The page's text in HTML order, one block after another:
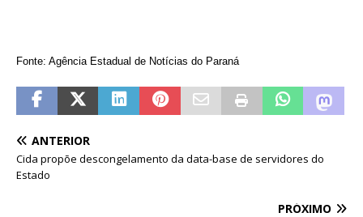
Fonte: Agência Estadual de Notícias do Paraná
ANTERIOR
Cida propõe descongelamento da data-base de servidores do
Estado
PRÓXIMO